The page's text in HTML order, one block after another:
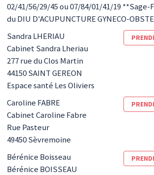
02/41/56/29/45 ou 07/84/01/41/19
du DIU D'ACUPUNCTURE GYNECO-
SandraLHERIAU
Cabinet Sandra Lheriau
277 rue du Clos Martin
44150SAINT GEREON
Espace santé Les Oliviers
Caroline FABRE
Cabinet Caroline Fabre
Rue Pasteur
49450Sèvremoine
Bérénice Boisseau
Bérénice BOISSEAU